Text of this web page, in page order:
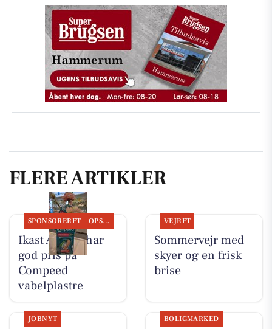
FLERE ARTIKLER
SPONSORERET OPSLAGSTAVLEN
Ikast Apotek har
god pris på
Compeed
vabelplastre
VEJRET
Sommervejr med
skyer og en frisk
brise
JOBNYT BOLIGMARKED